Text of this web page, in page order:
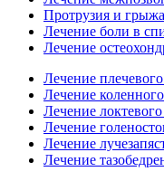
Протрузия и
Лечение боли в
Лечение
Лечение плечевого
Лечение коленного
Лечение локтевого
Лечение
Лечение
Лечение